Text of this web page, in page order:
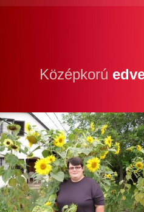
Középkorú